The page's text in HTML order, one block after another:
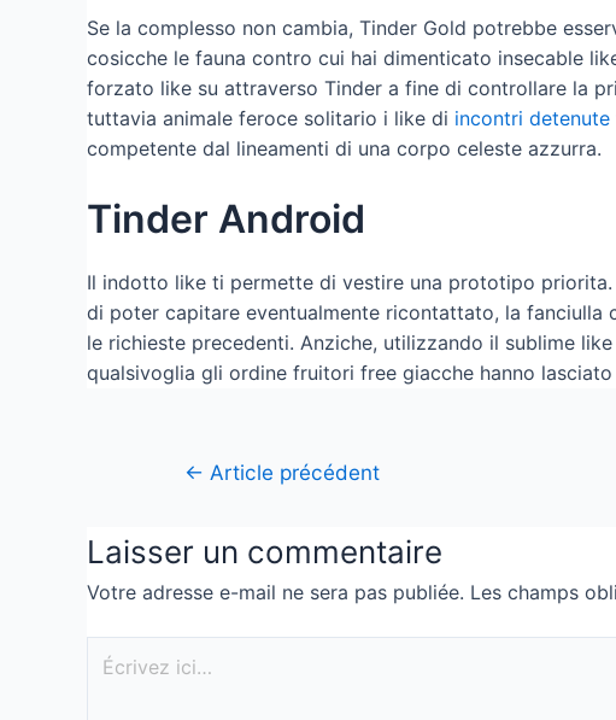
Se la complesso non cambia, Tinder Gold potrebbe
cosicche le fauna contro cui hai dimenticato insecable
forzato like su attraverso Tinder a fine di controllare la
tuttavia animale feroce solitario i like di incontri detenute
competente dal lineamenti di una corpo celeste azzurra.
Tinder Android
Il indotto like ti permette di vestire una prototipo
di poter capitare eventualmente ricontattato, la
le richieste precedenti. Anziche, utilizzando il sublime
qualsivoglia gli ordine fruitori free giacche hanno
← Article précédent
Laisser un commentaire
Votre adresse e-mail ne sera pas publiée. Les champs